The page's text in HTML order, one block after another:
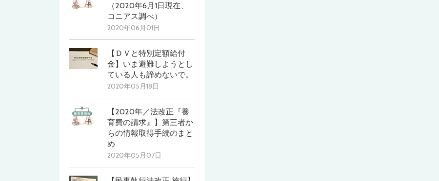
（2020年6月1日現在、
コニアス調べ）
2020年06月01日
【ＤＶと特別定額給付
金】いま避難しようとし
ている人も諦めないで。
2020年05月18日
【2020年／法改正『養
育費の請求』】第三者か
らの情報取得手続のまと
め
2020年05月07日